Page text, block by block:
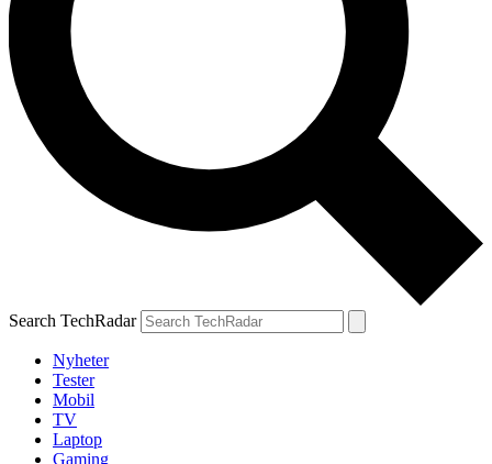
Search TechRadar
Nyheter
Tester
Mobil
TV
Laptop
Gaming